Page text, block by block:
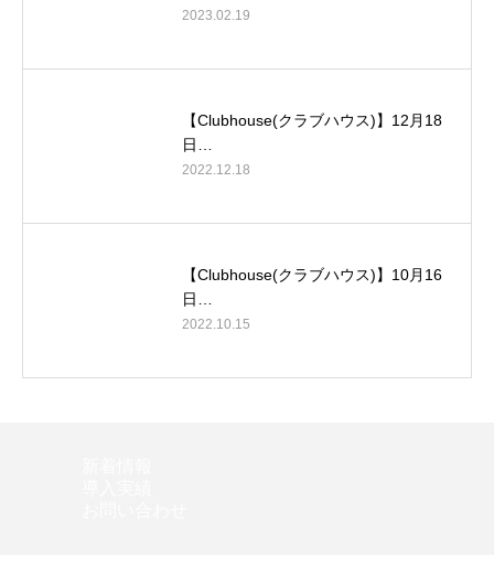
2023.02.19
【Clubhouse(クラブハウス)】12月18
日…
2022.12.18
【Clubhouse(クラブハウス)】10月16
日…
2022.10.15